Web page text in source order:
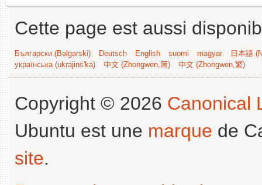
Cette page est aussi
Български (Bəlgarski) Deutsch English suomi magyar
日本語
українська (ukrajins'ka)
中文 (Zhongwen,简) 中文 (Zhongwen,繁)
Copyright © 2026 Canonical
Ubuntu est une marque de
site.